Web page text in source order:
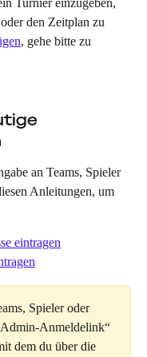
Turnier einzugeben,
den Zeitplan zu
, gehe bitte zu
an Teams, Spieler
Anleitungen, um
eintragen
Spieler oder
Anmeldelink“
dem du über die